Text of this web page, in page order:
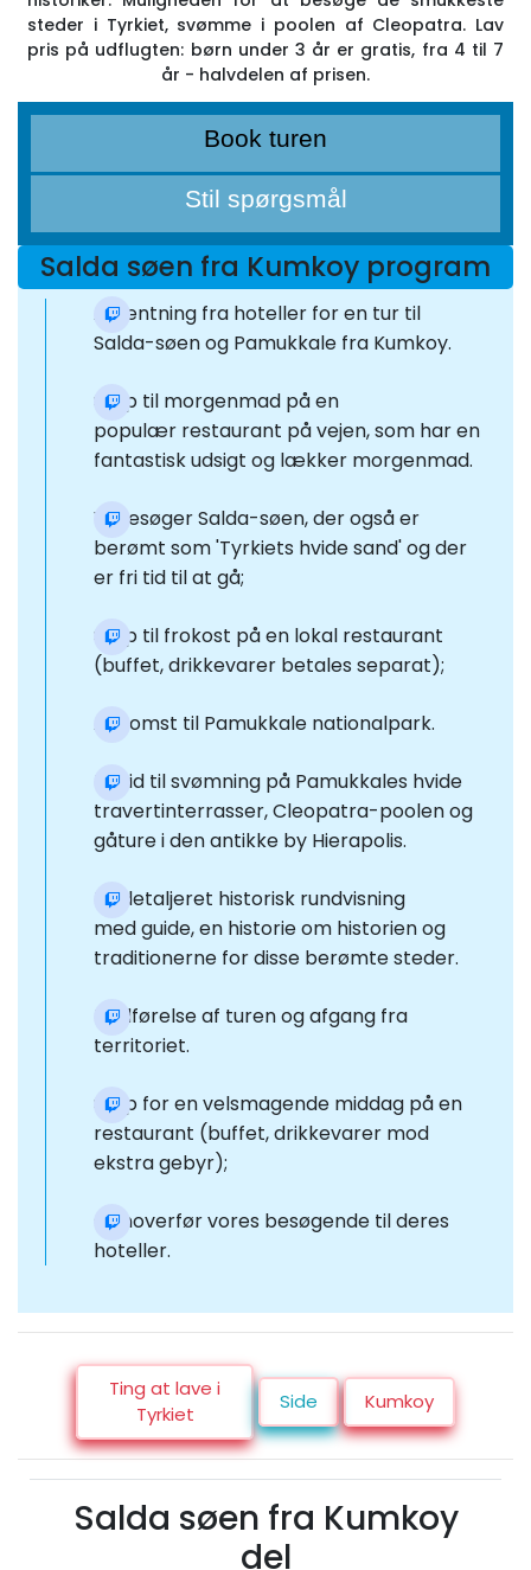
steder i Tyrkiet, svømme i poolen af Cleopatra. Lav
pris på udflugten: børn under 3 år er gratis, fra 4 til 7
år - halvdelen af prisen.
Book turen
Stil spørgsmål
Salda søen fra Kumkoy program
Afhentning fra hoteller for en tur til
Salda-søen og Pamukkale fra Kumkoy.
Stop til morgenmad på en
populær restaurant på vejen, som har en
fantastisk udsigt og lækker morgenmad.
Vi besøger Salda-søen, der også er
berømt som 'Tyrkiets hvide sand' og der
er fri tid til at gå;
Stop til frokost på en lokal restaurant
(buffet, drikkevarer betales separat);
Ankomst til Pamukkale nationalpark.
Fri tid til svømning på Pamukkales hvide
travertinterrasser, Cleopatra-poolen og
gåture i den antikke by Hierapolis.
En detaljeret historisk rundvisning
med guide, en historie om historien og
traditionerne for disse berømte steder.
Fuldførelse af turen og afgang fra
territoriet.
Stop for en velsmagende middag på en
restaurant (buffet, drikkevarer mod
ekstra gebyr);
Genoverfør vores besøgende til deres
hoteller.
Ting at lave i
Tyrkiet
Side Kumkoy
Salda søen fra Kumkoy
del